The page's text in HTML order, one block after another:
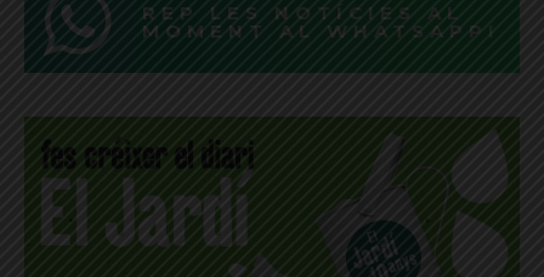
REP LES NOTÍCIES AL
MOMENT AL WHATSAPP!